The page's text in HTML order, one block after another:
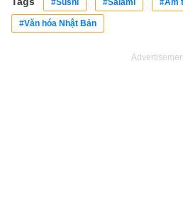
#Sushi #Salami #Ẩm
#Văn hóa Nhật Bản